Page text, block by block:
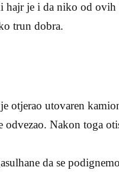
hajr je i da niko od
trun dobra.
otjerao utovaren
Nakon toga
da se